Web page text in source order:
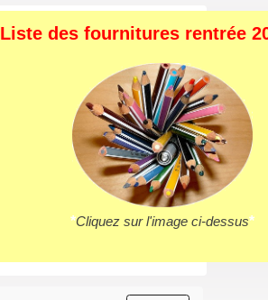
Liste des fournitures rentrée
*Cliquez sur l'image ci-dessus*